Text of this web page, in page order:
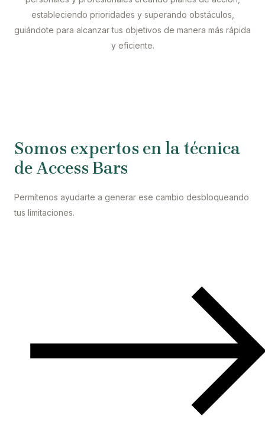
estableciendo prioridades y superando obstáculos,
guiándote para alcanzar tus objetivos de manera más rápida
y eficiente.
Somos expertos en la técnica
de Access Bars
Permítenos ayudarte a generar ese cambio desbloqueando
tus limitaciones.